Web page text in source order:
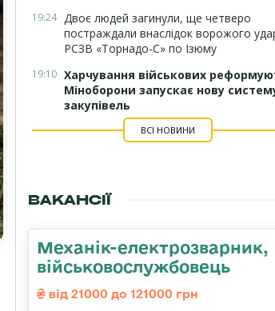
19:24 Двоє людей загинули, ще четверо
постраждали внаслідок ворожого
РСЗВ «Торнадо-С» по Ізюму
19:10 Харчування військових
Міноборони запускає нову
закупівель
ВСІ НОВИНИ
ВАКАНСІЇ
Механік-електрозварник,
військовослужбовець
від 21000 до 121000 грн